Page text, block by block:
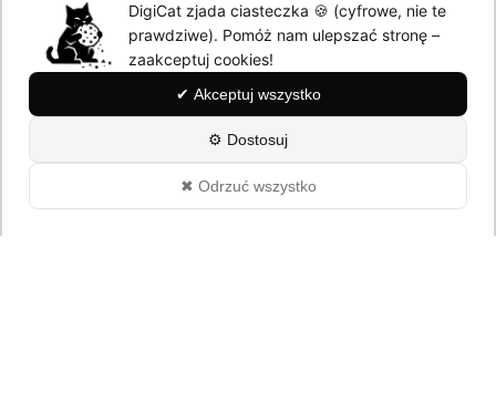
Marketing
Modele językowe
About
Polityka Prywatności
DigiCat zjada ciasteczka 🍪 (cyfrowe, nie te
prawdziwe). Pomóż nam ulepszać stronę –
zaakceptuj cookies!
✔ Akceptuj wszystko
⚙ Dostosuj
✖ Odrzuć wszystko